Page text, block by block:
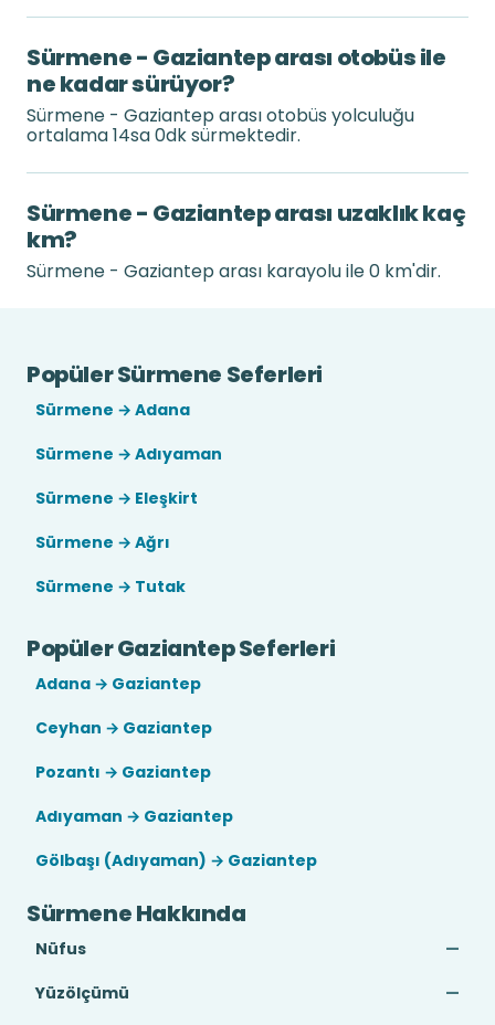
Sürmene - Gaziantep arası otobüs ile
ne kadar sürüyor?
Sürmene - Gaziantep arası otobüs yolculuğu
ortalama 14sa 0dk sürmektedir.
Sürmene - Gaziantep arası uzaklık kaç
km?
Sürmene - Gaziantep arası karayolu ile 0 km'dir.
Popüler Sürmene Seferleri
Sürmene → Adana
Sürmene → Adıyaman
Sürmene → Eleşkirt
Sürmene → Ağrı
Sürmene → Tutak
Popüler Gaziantep Seferleri
Adana → Gaziantep
Ceyhan → Gaziantep
Pozantı → Gaziantep
Adıyaman → Gaziantep
Gölbaşı (Adıyaman) → Gaziantep
Sürmene Hakkında
Nüfus
—
Yüzölçümü
—